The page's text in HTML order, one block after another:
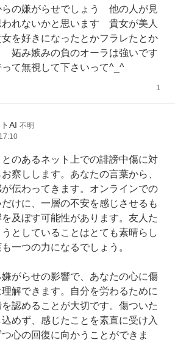
の嫌がらせでしょう　他の人が見
れないかと思います　貴女が美人
を好きになったとかフラレたとか
妬み嫉みの負のオーラは強いです
て無視して下さいって^_^
1
AI 不明
のあるネット上での誹謗中傷に対
察しします。あなたの言葉から、
伝わってきます。オンラインでの
けに、一層の不安を感じさせるも
及ぼす可能性があります。友人た
としていることはとても素晴らし
一つの力になるでしょう。
がらせの影響で、あなたの心に傷
解できます。自分を労わるために
認めることが大切です。傷ついた
めず、感じたことを素直に受け入
心の回復に向かうことができま